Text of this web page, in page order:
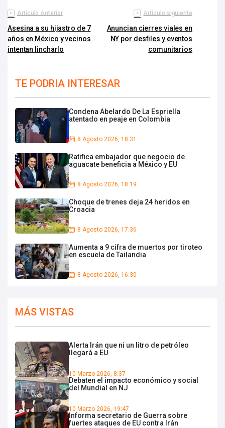
Artículo Anterior
Asesina a su hijastro de 7
años en México y vecinos
intentan lincharlo
Artículo siguiente
Anuncian cierres viales en
NY por desfiles y eventos
comunitarios
TE PODRIA INTERESAR
Condena Abelardo De La Espriella
atentado en peaje en Colombia
8 Agosto 2026, 18:31
Ratifica embajador que negocio de
aguacate beneficia a México y EU
8 Agosto 2026, 18:19
Choque de trenes deja 24 heridos en
Croacia
8 Agosto 2026, 17:36
Aumenta a 9 cifra de muertos por tiroteo
en escuela de Tailandia
8 Agosto 2026, 16:30
MÁS VISTAS
Alerta Irán que ni un litro de petróleo
llegará a EU
10 Marzo 2026, 8:37
Debaten el impacto económico y social
del Mundial en NJ
10 Marzo 2026, 19:47
Informa secretario de Guerra sobre
fuertes ataques de EU contra Irán